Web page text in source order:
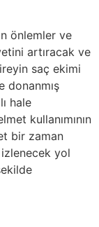
önlemler ve
artıracak ve
saç ekimi
donanmış
hale
kullanımının
bir zaman
yol